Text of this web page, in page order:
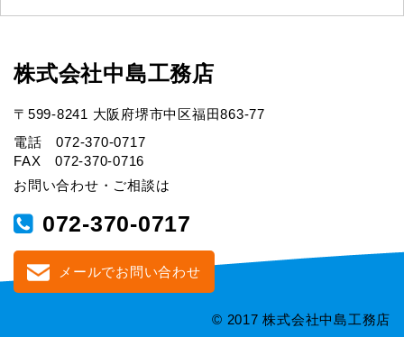
株式会社中島工務店
〒599-8241 大阪府堺市中区福田863-77
電話 072-370-0717
FAX 072-370-0716
お問い合わせ・ご相談は
072-370-0717
メールでお問い合わせ
© 2017 株式会社中島工務店